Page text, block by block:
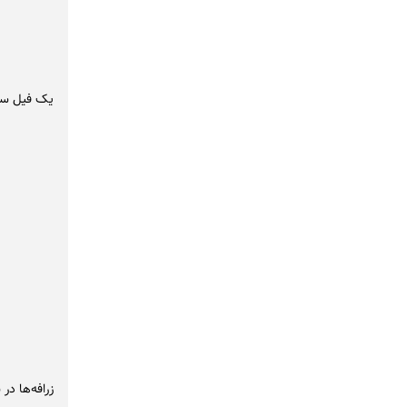
یک فیل
زرافه‌ها